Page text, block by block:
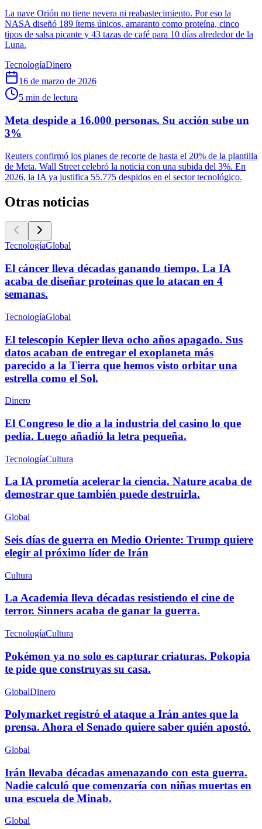
La nave Orión no tiene nevera ni reabastecimiento. Por eso la
NASA diseñó 189 ítems únicos, amaranto como proteína, cinco
tipos de salsa picante y 43 tazas de café para 10 días alrededor de la
Luna.
TecnologíaDinero
16 de marzo de 2026
5 min de lectura
Meta despide a 16.000 personas. Su acción sube un
3%
Reuters confirmó los planes de recorte de hasta el 20% de la plantilla
de Meta. Wall Street celebró la noticia con una subida del 3%. En
2026, la IA ya justifica 55.775 despidos en el sector tecnológico.
Otras noticias
TecnologíaGlobal
El cáncer lleva décadas ganando tiempo. La IA
acaba de diseñar proteínas que lo atacan en 4
semanas.
TecnologíaGlobal
El telescopio Kepler lleva ocho años apagado. Sus
datos acaban de entregar el exoplaneta más
parecido a la Tierra que hemos visto orbitar una
estrella como el Sol.
Dinero
El Congreso le dio a la industria del casino lo que
pedía. Luego añadió la letra pequeña.
TecnologíaCultura
La IA prometía acelerar la ciencia. Nature acaba de
demostrar que también puede destruirla.
Global
Seis días de guerra en Medio Oriente: Trump quiere
elegir al próximo líder de Irán
Cultura
La Academia lleva décadas resistiendo el cine de
terror. Sinners acaba de ganar la guerra.
TecnologíaCultura
Pokémon ya no solo es capturar criaturas. Pokopia
te pide que construyas su casa.
GlobalDinero
Polymarket registró el ataque a Irán antes que la
prensa. Ahora el Senado quiere saber quién apostó.
Global
Irán llevaba décadas amenazando con esta guerra.
Nadie calculó que comenzaría con niñas muertas en
una escuela de Minab.
Global